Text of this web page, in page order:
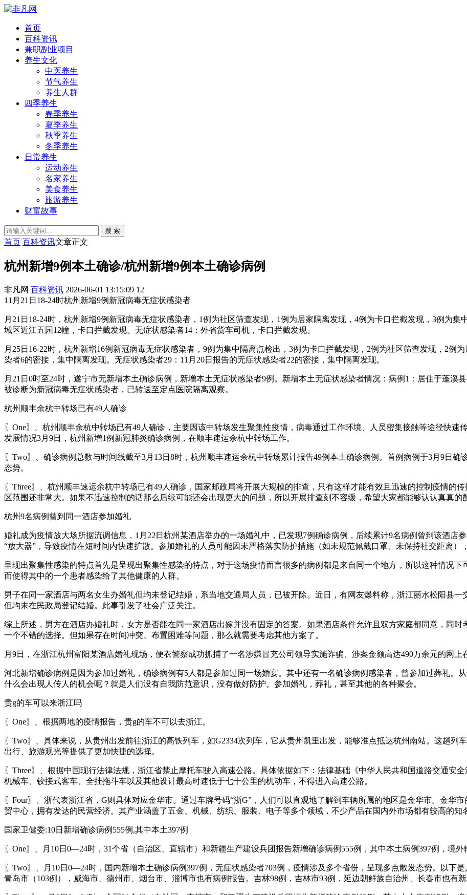
首页
百科资讯
兼职副业项目
养生文化
中医养生
节气养生
养生人群
四季养生
春季养生
夏季养生
秋季养生
冬季养生
日常养生
运动养生
名家养生
美食养生
旅游养生
财富故事
搜 索
首页 百科资讯文章正文
杭州新增9例本土确诊/杭州新增9例本土确诊病例
非凡网 百科资讯 2026-06-01 13:15:09 12
11月21日18-24时杭州新增9例新冠病毒无症状感染者
月21日18-24时，杭州新增9例新冠病毒无症状感染者，1例为社区筛查发现，1例为居家隔离发现，4例为卡口拦截发现，3例为
城区近江五园12幢，卡口拦截发现。无症状感染者14：外省货车司机，卡口拦截发现。
月25日16-22时，杭州新增16例新冠病毒无症状感染者，9例为集中隔离点检出，3例为卡口拦截发现，2例为社区筛查发现，2例
染者6的密接，集中隔离发现。无症状感染者29：11月20日报告的无症状感染者22的密接，集中隔离发现。
月21日0时至24时，遂宁市无新增本土确诊病例，新增本土无症状感染者9例。新增本土无症状感染者情况：病例1：居住于蓬溪
被诊断为新冠病毒无症状感染者，已转送至定点医院隔离观察。
杭州顺丰余杭中转场已有49人确诊
〖One〗、杭州顺丰余杭中转场已有49人确诊，主要因该中转场发生聚集性疫情，病毒通过工作环境、人员密集接触等途径快
发展情况3月9日，杭州新增1例新冠肺炎确诊病例，在顺丰速运余杭中转场工作。
〖Two〗、确诊病例总数与时间线截至3月13日8时，杭州顺丰速运余杭中转场累计报告49例本土确诊病例。首例病例于3月9日
态势。
〖Three〗、杭州顺丰速运余杭中转场已有49人确诊，国家邮政局将开展大规模的排查，只有这样才能有效且迅速的控制疫情的
区范围还非常大。如果不迅速控制的话那么后续可能还会出现更大的问题，所以开展排查刻不容缓，希望大家都能够认认真真的
杭州9名病例曾到同一酒店参加婚礼
婚礼成为疫情放大场所据流调信息，1月22日杭州某酒店举办的一场婚礼中，已发现7例确诊病例，后续累计9名病例曾到该酒店
“放大器”，导致疫情在短时间内快速扩散。参加婚礼的人员可能因未严格落实防护措施（如未规范佩戴口罩、未保持社交距离）
呈现出聚集性感染的特点首先是呈现出聚集性感染的特点，对于这场疫情而言很多的病例都是来自同一个地方，所以这种情况
而使得其中的一个患者感染给了其他健康的人群。
男子在同一家酒店与两名女生办婚礼但均未登记结婚，系当地交通局人员，已被开除。近日，有网友爆料称，浙江丽水松阳县一
但均未在民政局登记结婚。此事引发了社会广泛关注。
综上所述，男方在酒店办婚礼时，女方是否能在同一家酒店出嫁并没有固定的答案。如果酒店条件允许且双方家庭都同意，同
一个不错的选择。但如果存在时间冲突、布置困难等问题，那么就需要考虑其他方案了。
月9日，在浙江杭州富阳某酒店婚礼现场，便衣警察成功抓捕了一名涉嫌冒充公司领导实施诈骗、涉案金额高达490万余元的网上
河北新增确诊病例是因为参加过婚礼，确诊病例有5人都是参加过同一场婚宴。其中还有一名确诊病例感染者，曾参加过葬礼。
什么会出现人传人的机会呢？就是人们没有自我防范意识，没有做好防护。参加婚礼，葬礼，甚至其他的各种聚会。
贵g的车可以来浙江吗
〖One〗、根据两地的疫情报告，贵g的车不可以去浙江。
〖Two〗、具体来说，从贵州出发前往浙江的高铁列车，如G2334次列车，它从贵州凯里出发，能够准点抵达杭州南站。这趟列
出行、旅游观光等提供了更加快捷的选择。
〖Three〗、根据中国现行法律法规，浙江省禁止摩托车驶入高速公路。具体依据如下：法律基础《中华人民共和国道路交通安
机械车、铰接式客车、全挂拖斗车以及其他设计最高时速低于七十公里的机动车，不得进入高速公路。
〖Four〗、浙代表浙江省，G则具体对应金华市。通过车牌号码“浙G”，人们可以直观地了解到车辆所属的地区是金华市。金华
贸中心，拥有发达的民营经济。其产业涵盖了五金、机械、纺织、服装、电子等多个领域，不少产品在国内外市场都有较高的知
国家卫健委:10日新增确诊病例555例,其中本土397例
〖One〗、月10日0—24时，31个省（自治区、直辖市）和新疆生产建设兵团报告新增确诊病例555例，其中本土病例397例，境外
〖Two〗、月10日0—24时，国内新增本土确诊病例397例，无症状感染者703例，疫情涉及多个省份，呈现多点散发态势。以下
青岛市（103例），威海市、德州市、烟台市、淄博市也有病例报告。吉林98例，吉林市93例，延边朝鲜族自治州、长春市也有新